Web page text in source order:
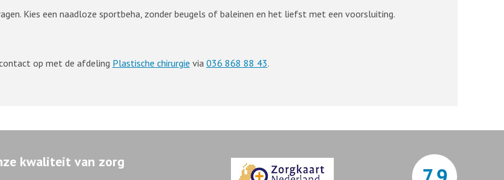
Kies een naadloze sportbeha, zonder beugels of baleinen en het liefst met een voorsluiting.
op met de afdeling Plastische chirurgie via 036 868 88 43.
kwaliteit van zorg